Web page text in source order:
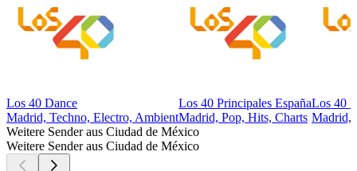
Los 40 Dance
Madrid, Techno, Electro, Ambient
Los 40 Principales España
Madrid, Pop, Hits, Charts
Los 40
Madrid,
Weitere Sender aus Ciudad de México
Weitere Sender aus Ciudad de México